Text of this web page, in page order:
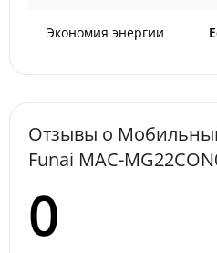
Экономия энергии
Отзывы о
Funai MAC-
0